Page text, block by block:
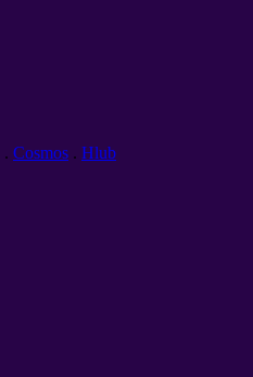
. Cosmos . Hlub